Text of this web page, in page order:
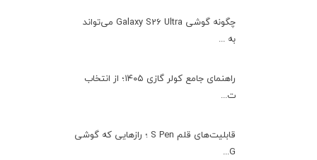
چگونه گوشی Galaxy S26 Ultra می‌تواند
به ...
راهنمای جامع کولر گازی ۱۴۰۵؛ از انتخاب
ت...
قابلیت‌های قلم S Pen ؛ رازهایی که گوشی
G...